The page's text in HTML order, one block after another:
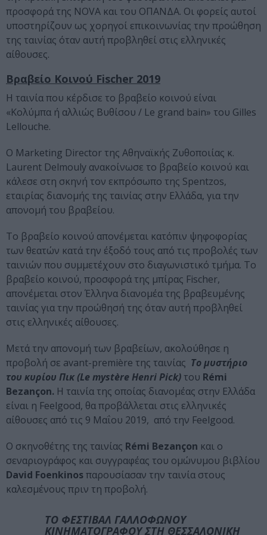
προσφορά της NOVA και του ΟΠΑΝΔΑ. Οι φορείς αυτοί
υποστηρίζουν ως χορηγοί επικοινωνίας την προώθηση
της ταινίας όταν αυτή προβληθεί στις ελληνικές
αίθουσες.
Βραβείο Κοινού Fischer 2019
H ταινία που κέρδισε το βραβείο κοινού είναι
«Κολύμπα ή αλλιώς Βυθίσου / Le grand bain» του Gilles
Lellouche.
O Marketing Director της Αθηναϊκής Ζυθοποιίας κ.
Laurent Delmouly ανακοίνωσε το βραβείο κοινού και
κάλεσε στη σκηνή τον εκπρόσωπο της Spentzos,
εταιρίας διανομής της ταινίας στην Ελλάδα, για την
απονομή του βραβείου.
Το βραβείο κοινού απονέμεται κατόπιν ψηφοφορίας
των θεατών κατά την έξοδό τους από τις προβολές των
ταινιών που συμμετέχουν στο διαγωνιστικό τμήμα. Το
βραβείο κοινού, προσφορά της μπίρας Fischer,
απονέμεται στον Έλληνα διανομέα της βραβευμένης
ταινίας για την προώθησή της όταν αυτή προβληθεί
στις ελληνικές αίθουσες.
Μετά την απονομή των βραβείων, ακολούθησε η
προβολή σε avant-première της ταινίας Τομυστήριο
του κυρίου Πικ (Le mystère Henri Pick) του Rémi
Bezançon. Η ταινία της οποίας διανομέας στην Ελλάδα
είναι η Feelgood, θα προβάλλεται στις ελληνικές
αίθουσες από τις 9 Mαΐου 2019, από την Feelgood.
Ο σκηνοθέτης της ταινίας Rémi Bezançon και ο
σεναριογράφος και συγγραφέας του ομώνυμου βιβλίου
David Foenkinosπαρουσίασαν την ταινία στους
καλεσμένους πριν τη προβολή.
ΤΟ ΦΕΣΤΙΒΑΛ ΓΑΛΛΟΦΩΝΟΥ
ΚΙΝΗΜΑΤΟΓΡΑΦΟΥ ΣΤΗ ΘΕΣΣΑΛΟΝΙΚΗ